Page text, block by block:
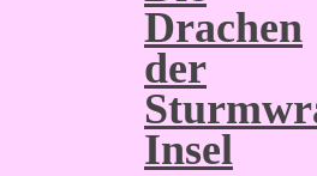
Drachen
der
Insel